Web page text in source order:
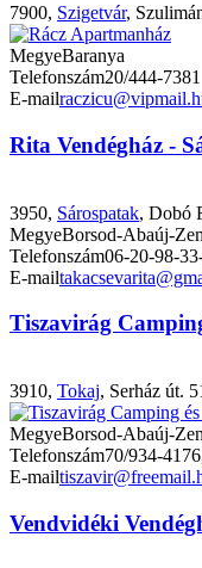
7900, Szigetvár,
MegyeBaranya
Telefonszám20/444-7381
E-mail
Rita Vendégház -
3950, Sárospatak, Dobó
MegyeBorsod-Abaúj-
Telefonszám06-20-98-
E-mail
Tiszavirág
3910, Tokaj, Serház út.
MegyeBorsod-Abaúj-
Telefonszám70/934-
E-mail
Vendvidéki